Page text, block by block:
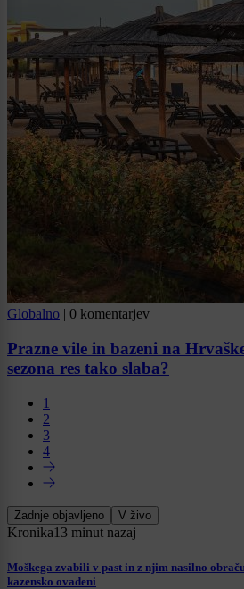
Globalno | 0 komentarjev
Prazne vile in bazeni na
sezona res tako slaba?
1
2
3
4
Zadnje objavljeno V živo
Kronika13 minut nazaj
Moškega zvabili v past in z njim nasilno
kazensko ovadeni